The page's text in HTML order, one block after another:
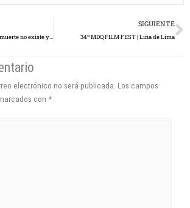
34º MDQ FILM FEST | La muerte no existe y el amor tampoco
SIGUIENTE
34º MDQ FILM FEST | Lina de Lima
electrónico no será publicada. Los campos
con *